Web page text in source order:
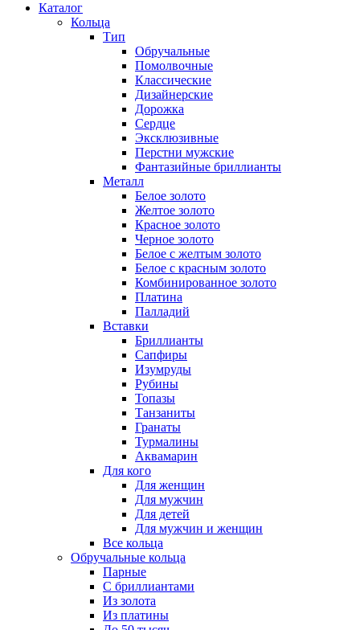
Каталог
Кольца
Тип
Обручальные
Помолвочные
Классические
Дизайнерские
Дорожка
Сердце
Эксклюзивные
Перстни мужские
Фантазийные бриллианты
Металл
Белое золото
Желтое золото
Красное золото
Черное золото
Белое с желтым золото
Белое с красным золото
Комбинированное золото
Платина
Палладий
Вставки
Бриллианты
Сапфиры
Изумруды
Рубины
Топазы
Танзаниты
Гранаты
Турмалины
Аквамарин
Для кого
Для женщин
Для мужчин
Для детей
Для мужчин и женщин
Все кольца
Обручальные кольца
Парные
С бриллиантами
Из золота
Из платины